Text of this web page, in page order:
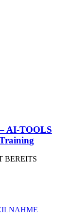
AI-TOOLS
BEREITS